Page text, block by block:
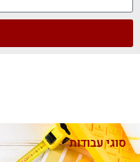
סוגי עבודות